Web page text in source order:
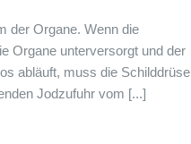
der Organe. Wenn die
Organe unterversorgt und der
abläuft, muss die Schilddrüse
Jodzufuhr vom [...]